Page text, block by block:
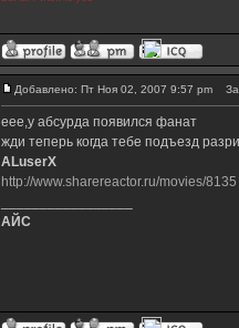
Добавлено: Пт Ноя 02, 2007 9:57 pm
еее,у абсурда появился фанат
жди теперь когда тебе подъезд
ALuserX
http://www.sharereactor.ru/movies/8135
АЙС